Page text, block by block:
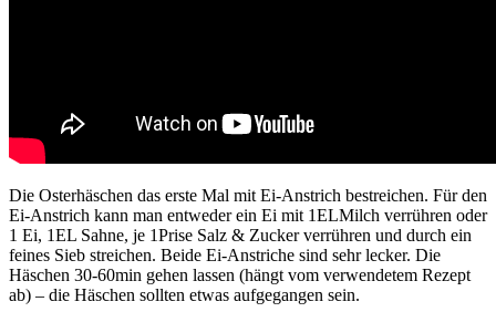
Die Osterhäschen das erste Mal mit Ei-Anstrich bestreichen. Für den
Ei-Anstrich kann man entweder ein Ei mit 1ELMilch verrühren oder
1 Ei, 1EL Sahne, je 1Prise Salz & Zucker verrühren und durch ein
feines Sieb streichen. Beide Ei-Anstriche sind sehr lecker. Die
Häschen 30-60min gehen lassen (hängt vom verwendetem Rezept
ab) – die Häschen sollten etwas aufgegangen sein.